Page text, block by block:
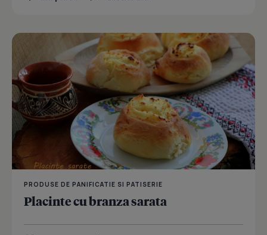
PRODUSE DE PANIFICATIE SI PATISERIE
Placinte cu branza sarata